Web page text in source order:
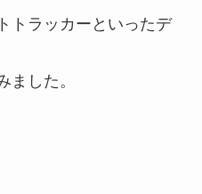
トラッカーといったデ
ました。